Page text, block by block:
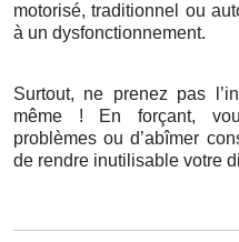
motorisé, traditionnel ou
à un dysfonctionnement.
Surtout, ne prenez pas
même ! En forçant,
problèmes ou d’abîmer
de rendre inutilisable votre